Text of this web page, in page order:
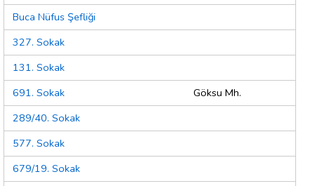
Buca Nüfus Şefliği
327. Sokak
131. Sokak
691. Sokak
Göksu Mh.
289/40. Sokak
577. Sokak
679/19. Sokak